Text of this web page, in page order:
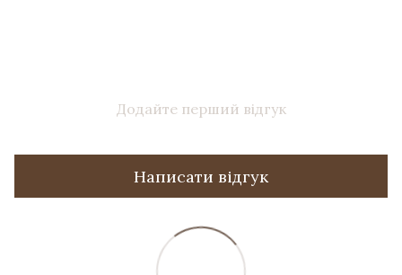
Додайте перший відгук
Написати відгук